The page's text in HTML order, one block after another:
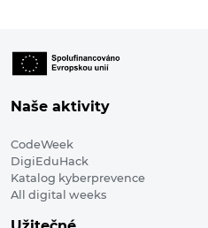
Naše aktivity
CodeWeek
DigiEduHack
Katalog kyberprevence
All digital weeks